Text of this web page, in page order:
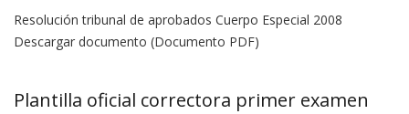
Resolución tribunal de aprobados Cuerpo Especial 2008
Descargar documento (Documento PDF)
Plantilla oficial correctora primer examen